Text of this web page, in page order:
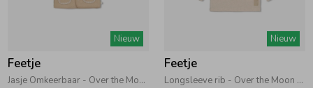
Nieuw
Feetje
Jasje Omkeerbaar - Over the Moon for You Taupe
Nieuw
Feetje
Longsleeve rib - Over the Moon for You Offwhite melange